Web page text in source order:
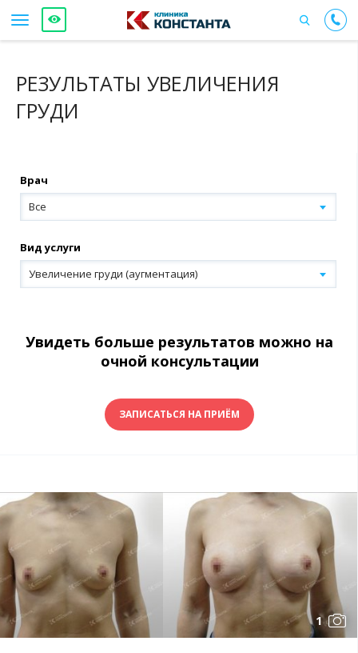
РЕЗУЛЬТАТЫ УВЕЛИЧЕНИЯ
ГРУДИ
Врач
Все
Вид услуги
Увеличение груди (аугментация)
Увидеть больше результатов можно на
очной консультации
ЗАПИСАТЬСЯ НА ПРИЁМ
1